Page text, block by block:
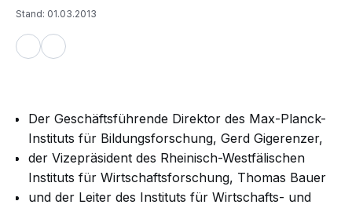
Stand: 01.03.2013
Der Geschäftsführende Direktor des Max-Planck-
Instituts für Bildungsforschung, Gerd Gigerenzer,
der Vizepräsident des Rheinisch-Westfälischen
Instituts für Wirtschaftsforschung, Thomas Bauer
und der Leiter des Instituts für Wirtschafts- und